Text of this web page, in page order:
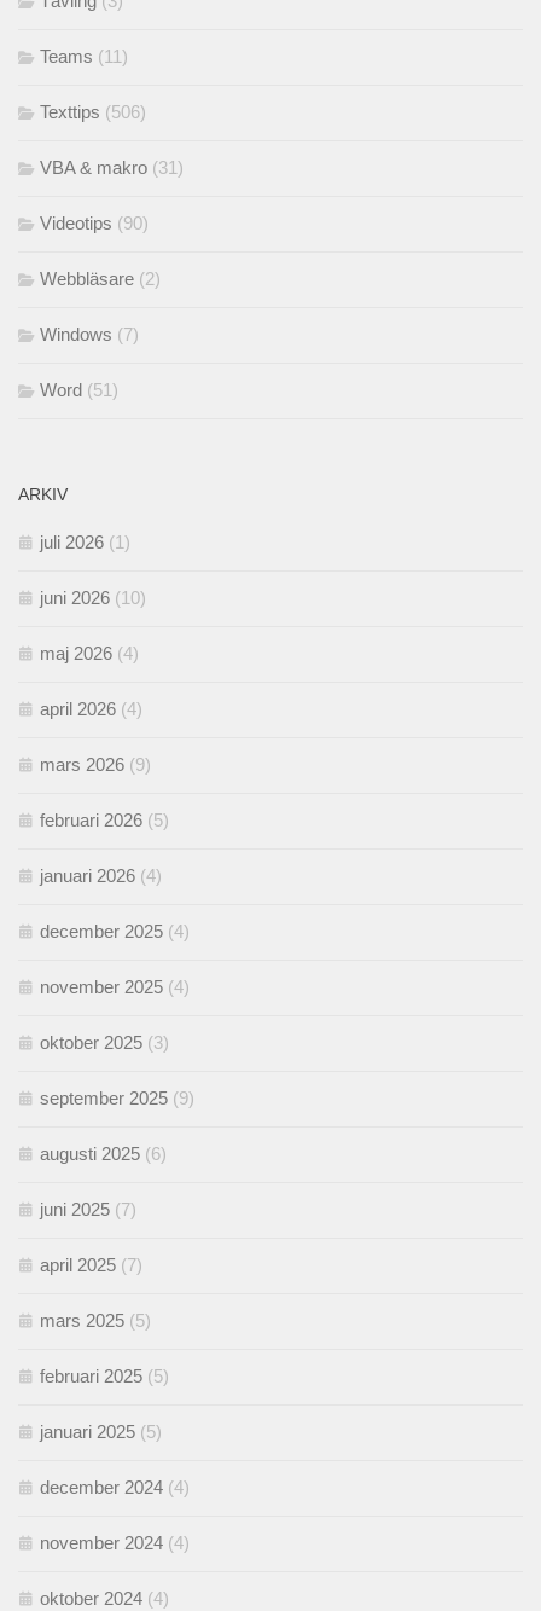
Teams (11)
Texttips (506)
VBA & makro (31)
Videotips (90)
Webbläsare (2)
Windows (7)
Word (51)
ARKIV
juli 2026 (1)
juni 2026 (10)
maj 2026 (4)
april 2026 (4)
mars 2026 (9)
februari 2026 (5)
januari 2026 (4)
december 2025 (4)
november 2025 (4)
oktober 2025 (3)
september 2025 (9)
augusti 2025 (6)
juni 2025 (7)
april 2025 (7)
mars 2025 (5)
februari 2025 (5)
januari 2025 (5)
december 2024 (4)
november 2024 (4)
oktober 2024 (4)